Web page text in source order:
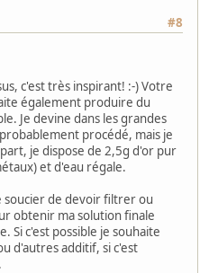
#8
c'est très inspirant! :-) Votre
également produire du
Je devine dans les grandes
procédé, mais je
je dispose de 2,5g d'or pur
et d'eau régale.
soucier de devoir filtrer ou
obtenir ma solution finale
Si c'est possible je souhaite
d'autres additif, si c'est